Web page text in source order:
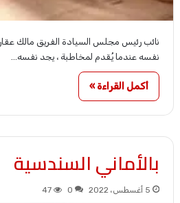
نائب رئيس مجلس السيادة الفريق مالك
نفسه عندما يُقدم لمخاطبة ، يجد نفسه…
أكمل القراءة »
بالأماني السندسية
5 أغسطس، 2022 0
47